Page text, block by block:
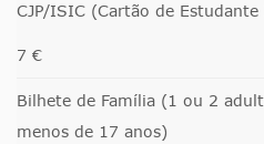
CJP/ISIC (Cartão de
7 €
Bilhete de Família (1 ou 2
menos de 17 anos)